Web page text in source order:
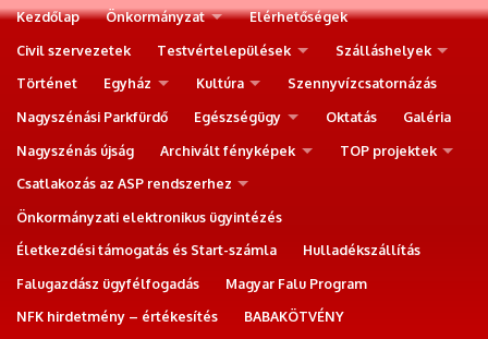
Kezdőlap Önkormányzat
Elérhetőségek
Civil szervezetek
Testvértelepülések
Szálláshelyek
Történet
Egyház Kultúra
Szennyvízcsatornázás
Nagyszénási Parkfürdő
Egészségügy Oktatás
Galéria
Nagyszénás újság
Archivált fényképek
TOP projektek
Csatlakozás az ASP rendszerhez
Önkormányzati elektronikus ügyintézés
Életkezdési támogatás és Start-számla
Hulladékszállítás
Falugazdász ügyfélfogadás
Magyar Falu Program
NFK hirdetmény – értékesítés
BABAKÖTVÉNY